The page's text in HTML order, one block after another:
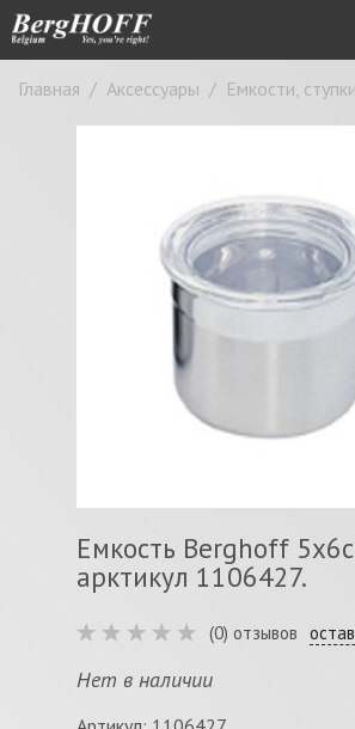
Главная / Аксессуары / Емкости, ступки
Емкость Berghoff
арктикул 1106427.
(0) отзывов
Нет в наличии